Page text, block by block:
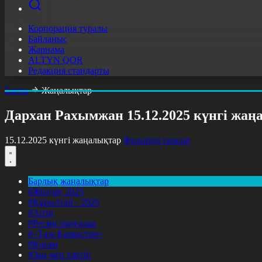
Корпорация туралы
Байланыс
Жарнама
ALTYN QOR
Редакция стандарты
Басты
Жаңалықтар
Дархан Рахымжан 15.12.2025 күнгі
15.12.2025 күнгі жаңалықтар Фильтрді тазалау
Барлық жаңалықтар
#Жолдау 2025
#Құрылтай - 2026
#Апта
#Ресми оқиғалар
#«Таза Қазақстан»
#Қоғам
#Заң мен тәртіп